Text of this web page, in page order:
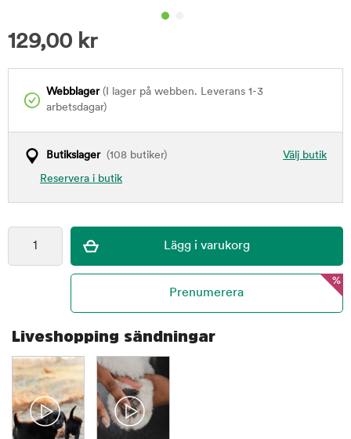
129,00 kr
Webblager(I lager på webben. Leverans 1-3
arbetsdagar)
Välj butik
Butikslager(108 butiker)
Reservera i butik
%
Liveshopping sändningar